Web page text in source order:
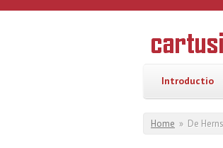
Overslaan en naar de inhoud gaan
Geschiedenis
van de
Introductio
U bent
Home » De